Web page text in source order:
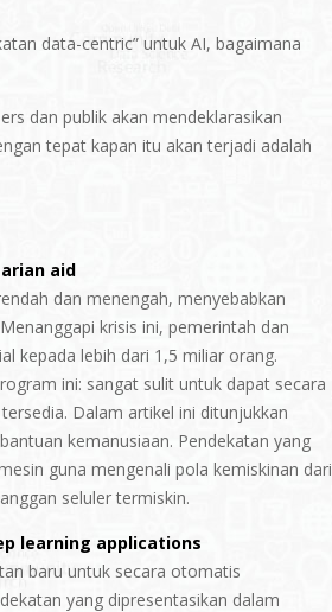
data-centric” untuk AI, bagaimana
dan publik akan mendeklarasikan
tepat kapan itu akan terjadi adalah
aid
dan menengah, menyebabkan
krisis ini, pemerintah dan
kepada lebih dari 1,5 miliar orang.
ini: sangat sulit untuk dapat secara
Dalam artikel ini ditunjukkan
kemanusiaan. Pendekatan yang
guna mengenali pola kemiskinan dari
seluler termiskin.
learning applications
baru untuk secara otomatis
yang dipresentasikan dalam